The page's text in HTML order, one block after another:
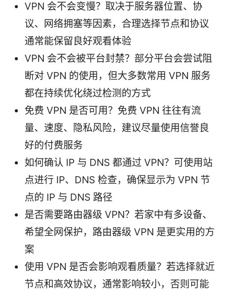
VPN 会不会变慢？取决于服务器位置、协
议、网络拥塞等因素，合理选择节点和协议
通常能保留良好观看体验
VPN 会不会被平台封禁？部分平台会尝试阻
断对 VPN 的使用，但大多数常用 VPN 服务
都在持续优化绕过检测的方式
免费 VPN 是否可用？免费 VPN 往往有流
量、速度、隐私风险，建议尽量使用信誉良
好的付费服务
如何确认 IP 与 DNS 都通过 VPN？可使用站
点进行 IP、DNS 检查，确保显示为 VPN 节
点的 IP 与 DNS 路径
是否需要路由器级 VPN？若家中有多设备、
希望全网保护，路由器级 VPN 是更实用的方
案
使用 VPN 是否会影响观看质量？若选择就近
节点和高效协议，通常影响较小，否则可能